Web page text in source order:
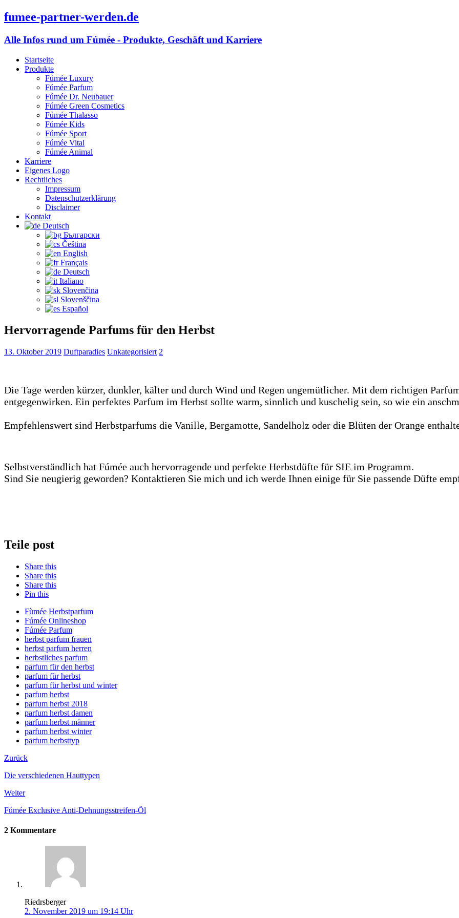
fumee-partner-werden.de
Alle Infos rund um Fúmée - Produkte, Geschäft und Karriere
Startseite
Produkte
Fúmée Luxury
Fúmée Parfum
Fúmée Dr. Neubauer
Fúmée Green Cosmetics
Fúmée Thalasso
Fúmée Kids
Fúmée Sport
Fúmée Vital
Fúmée Animal
Karriere
Eigenes Logo
Rechtliches
Impressum
Datenschutzerklärung
Disclaimer
Kontakt
Deutsch
Български
Čeština‎
English
Français
Deutsch
Italiano
Slovenčina
Slovenščina
Español
Hervorragende Parfums für den Herbst
13. Oktober 2019 Duftparadies Unkategorisiert 2
Die Tage werden kürzer, dunkler, kälter und durch Wind und Regen ungemütlicher. Mit dem richtigen
entgegenwirken. Ein perfektes Parfum im Herbst sollte warm, sinnlich und kuschelig sein, so wie ein
Empfehlenswert sind Herbstparfums die Vanille, Bergamotte, Sandelholz oder die Blüten der Orange
Selbstverständlich hat Fúmée auch hervorragende und perfekte Herbstdüfte für SIE im Programm.
Sind Sie neugierig geworden? Kontaktieren Sie mich und ich werde Ihnen einige für Sie passende Düfte
Teile post
Share this
Share this
Share this
Pin this
Fùmée Herbstparfum
Fúmée Onlineshop
Fúmée Parfum
herbst parfum frauen
herbst parfum herren
herbstliches parfum
parfum für den herbst
parfum für herbst
parfum für herbst und winter
parfum herbst
parfum herbst 2018
parfum herbst damen
parfum herbst männer
parfum herbst winter
parfum herbsttyp
Zurück
Die verschiedenen Hauttypen
Weiter
Fúmée Exclusive Anti-Dehnungsstreifen-Öl
2 Kommentare
Riedrsberger
2. November 2019 um 19:14 Uhr